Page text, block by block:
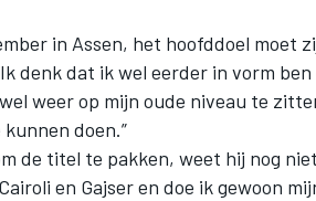
in Assen, het hoofddoel moet
denk dat ik wel eerder in vorm ben
weer op mijn oude niveau te
doen.”
de titel te pakken, weet hij nog
en Gajser en doe ik gewoon